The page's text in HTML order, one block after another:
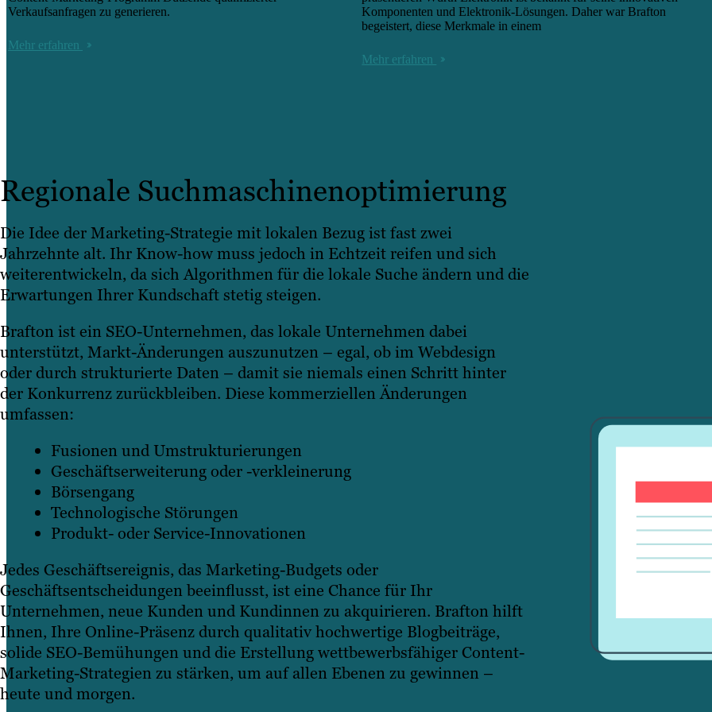
Verkaufsanfragen zu generieren.
Mehr erfahren
Komponenten und Elektronik-Lösungen. Daher war Brafton
begeistert, diese Merkmale in einem
Mehr erfahren
Regionale Suchmaschinenoptimierung
Die Idee der Marketing-Strategie mit lokalen Bezug ist fast zwei
Jahrzehnte alt. Ihr Know-how muss jedoch in Echtzeit reifen und sich
weiterentwickeln, da sich Algorithmen für die lokale Suche ändern und die
Erwartungen Ihrer Kundschaft stetig steigen.
Brafton ist ein SEO-Unternehmen, das lokale Unternehmen dabei
unterstützt, Markt-Änderungen auszunutzen – egal, ob im Webdesign
oder durch strukturierte Daten – damit sie niemals einen Schritt hinter
der Konkurrenz zurückbleiben. Diese kommerziellen Änderungen
umfassen:
Fusionen und Umstrukturierungen
Geschäftserweiterung oder -verkleinerung
Börsengang
Technologische Störungen
Produkt- oder Service-Innovationen
Jedes Geschäftsereignis, das Marketing-Budgets oder
Geschäftsentscheidungen beeinflusst, ist eine Chance für Ihr
Unternehmen, neue Kunden und Kundinnen zu akquirieren. Brafton hilft
Ihnen, Ihre Online-Präsenz durch qualitativ hochwertige Blogbeiträge,
solide SEO-Bemühungen und die Erstellung wettbewerbsfähiger Content-
Marketing-Strategien zu stärken, um auf allen Ebenen zu gewinnen –
heute und morgen.